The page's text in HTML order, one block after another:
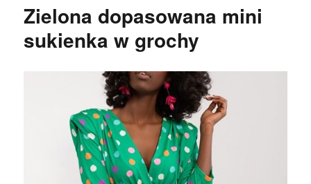
Zielona dopasowana mini
sukienka w grochy